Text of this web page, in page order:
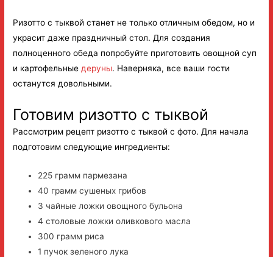
Ризотто с тыквой станет не только отличным обедом, но и
украсит даже праздничный стол. Для создания
полноценного обеда попробуйте приготовить овощной суп
и картофельные деруны. Наверняка, все ваши гости
останутся довольными.
Готовим ризотто с тыквой
Рассмотрим рецепт ризотто с тыквой с фото. Для начала
подготовим следующие ингредиенты:
225 грамм пармезана
40 грамм сушеных грибов
3 чайные ложки овощного бульона
4 столовые ложки оливкового масла
300 грамм риса
1 пучок зеленого лука